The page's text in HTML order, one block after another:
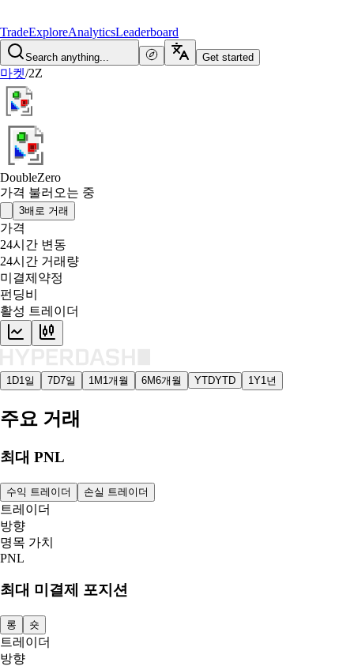
TradeExploreAnalyticsLeaderboard
Search anything... Get started
마켓/2Z
DoubleZero
가격 불러오는 중
3배로 거래
가격
24시간 변동
24시간 거래량
미결제약정
펀딩비
활성 트레이더
1D1일 7D7일 1M 1개월 6M6개월 YTDYTD 1Y1년
주요 거래
최대 PNL
수익 트레이더 손실 트레이더
트레이더
방향
명목 가치
PNL
최대 미결제 포지션
롱 숏
트레이더
방향